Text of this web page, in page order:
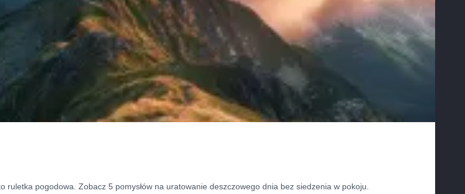
pogodowa. Zobacz 5 pomysłów na uratowanie deszczowego dnia bez siedzenia w pokoju.